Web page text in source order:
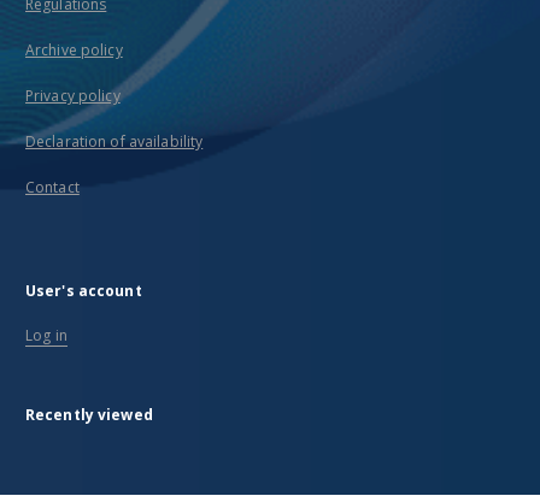
Regulations
Archive policy
Privacy policy
Declaration of availability
Contact
User's account
Log in
Recently viewed